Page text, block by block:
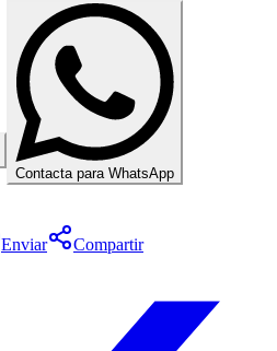
Contacta para WhatsApp
Enviar Compartir